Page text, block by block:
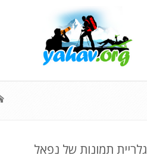
גלריית תמונות של נפאל